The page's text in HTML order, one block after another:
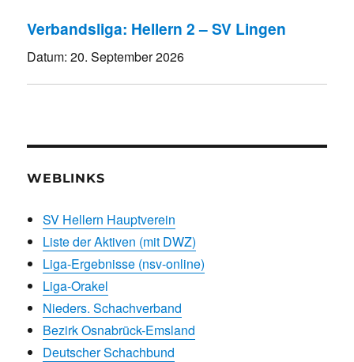
Verbandsliga: Hellern 2 – SV Lingen
Datum:20. September 2026
WEBLINKS
SV Hellern Hauptverein
Liste der Aktiven (mit DWZ)
Liga-Ergebnisse (nsv-online)
Liga-Orakel
Nieders. Schachverband
Bezirk Osnabrück-Emsland
Deutscher Schachbund